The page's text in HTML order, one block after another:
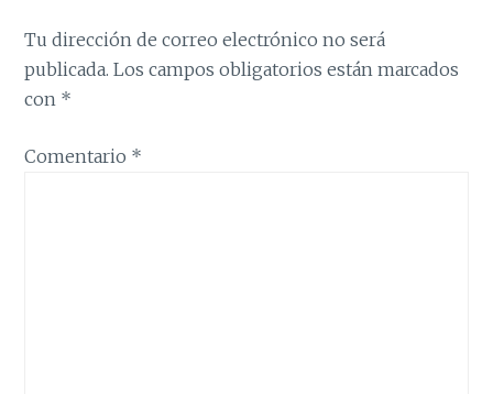
Tu dirección de correo electrónico no será
publicada. Los campos obligatorios están marcados
con *
Comentario *